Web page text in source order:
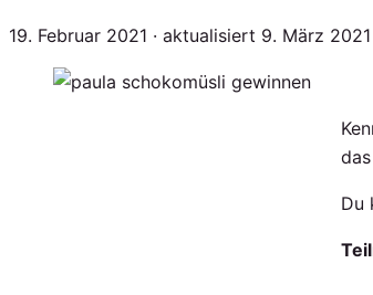
Veröffentlicht
19. Februar 2021 · aktualisiert 9. März 2021
Du